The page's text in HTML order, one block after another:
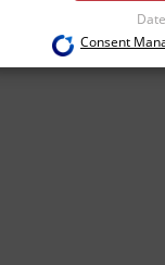
dort die
Consent